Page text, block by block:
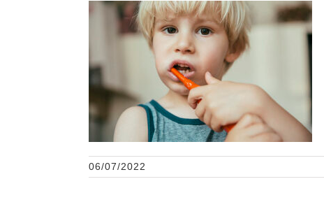
La importancia de la
prevención en la salud
bucal infantil
06/07/2022